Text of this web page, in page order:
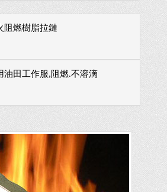
阻燃樹脂拉鏈
油田工作服,阻燃.不溶滴